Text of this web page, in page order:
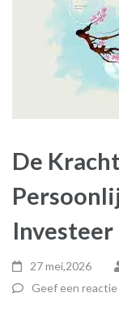
De
27 mei,2026
Geef een reactie